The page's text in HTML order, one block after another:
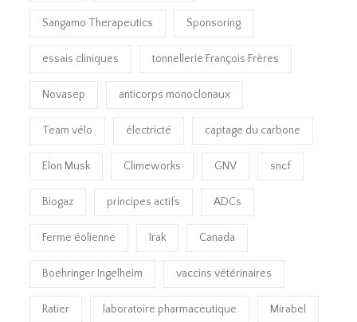
Sangamo Therapeutics Sponsoring
essais cliniques tonnellerie François Frères
Novasep anticorps monoclonaux
Team vélo électricté captage du carbone
Elon Musk Climeworks GNV sncf
Biogaz principes actifs ADCs
Ferme éolienne Irak Canada
Boehringer Ingelheim vaccins vétérinaires
Ratier laboratoire pharmaceutique Mirabel